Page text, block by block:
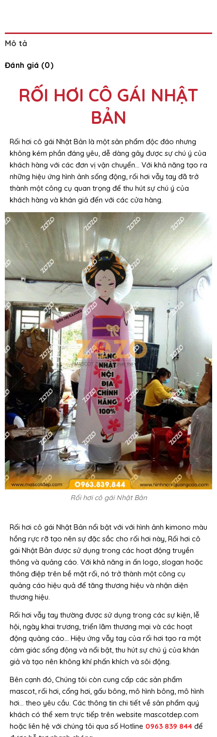
Mô tả
Đánh giá (0)
RỐI HƠI CÔ GÁI NHẬT
BẢN
Rối hơi cô gái Nhật Bản là một sản phẩm độc đáo nhưng
không kém phần đáng yêu, dễ dàng gây được sự chú ý của
khách hàng với các đơn vị vận chuyển… Với khả năng tạo ra
những hiệu ứng hình ảnh sống động, rối hơi vẫy tay đã trở
thành một công cụ quan trọng để thu hút sự chú ý của
khách hàng và khán giả đến với các cửa hàng.
Rối hơi cô gái Nhật Bản
Rối hơi cô gái Nhật Bản nổi bật với với hình ảnh kimono màu
hồng rực rỡ tạo nên sự đặc sắc cho rối hơi này, Rối hơi cô
gái Nhật Bản được sử dụng trong các hoạt động truyền
thông và quảng cáo. Với khả năng in ấn logo, slogan hoặc
thông điệp trên bề mặt rối, nó trở thành một công cụ
quảng cáo hiệu quả để tăng thương hiệu và nhận diện
thương hiệu.
Rối hơi vẫy tay thường được sử dụng trong các sự kiện, lễ
hội, ngày khai trương, triển lãm thương mại và các hoạt
động quảng cáo… Hiệu ứng vẫy tay của rối hơi tạo ra một
cảm giác sống động và nổi bật, thu hút sự chú ý của khán
giả và tạo nên không khí phấn khích và sôi động.
Bên cạnh đó, Chúng tôi còn cung cấp các sản phẩm
mascot, rối hơi, cổng hơi, gấu bông, mô hình bông, mô hình
hơi… theo yêu cầu. Các thông tin chi tiết về sản phẩm quý
khách có thể xem trực tiếp trên website mascotdep.com
hoặc liên hệ với chúng tôi qua số Hotline 0963 839 844 để